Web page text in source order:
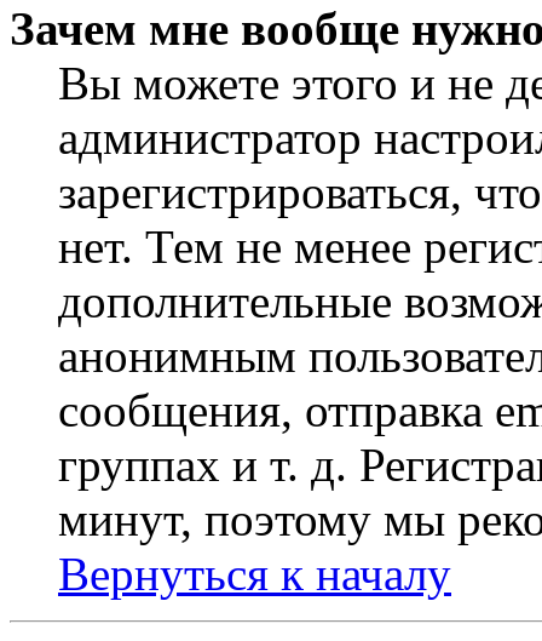
Зачем мне вообще
Вы можете этого и не
администратор
зарегистрироваться,
нет. Тем не менее
дополнительные
анонимным
сообщения, отправка
группах и т. д.
минут, поэтому мы
Вернуться к началу